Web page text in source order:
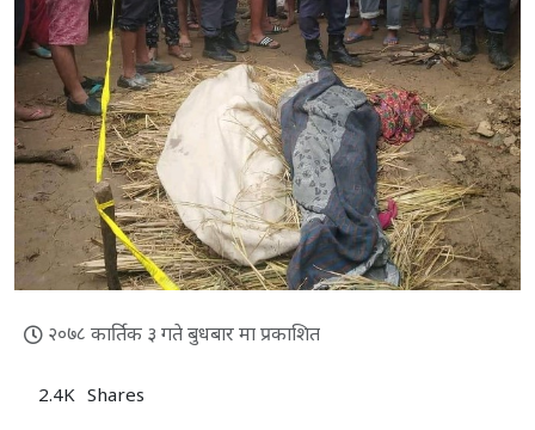
२०७८ कार्तिक ३ गते बुधबार मा प्रकाशित
2.4K Shares